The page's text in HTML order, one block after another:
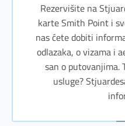
Rezervišite na
karte Smith Point i
nas ćete dobiti
odlazaka, o vizama i
san o putovanjima.
usluge?